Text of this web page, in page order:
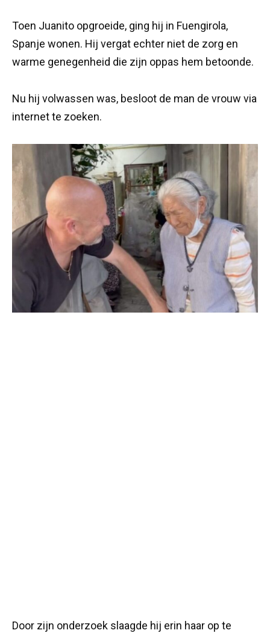
Toen Juanito opgroeide, ging hij in Fuengirola,
Spanje wonen. Hij vergat echter niet de zorg en
warme genegenheid die zijn oppas hem betoonde.
Nu hij volwassen was, besloot de man de vrouw via
internet te zoeken.
Door zijn onderzoek slaagde hij erin haar op te